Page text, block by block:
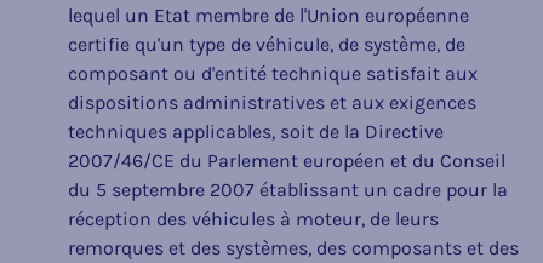
lequel un Etat membre de l'Union européenne
certifie qu'un type de véhicule, de système, de
composant ou d'entité technique satisfait aux
dispositions administratives et aux exigences
techniques applicables, soit de la Directive
2007/46/CE du Parlement européen et du Conseil
du 5 septembre 2007 établissant un cadre pour la
réception des véhicules à moteur, de leurs
remorques et des systèmes, des composants et des